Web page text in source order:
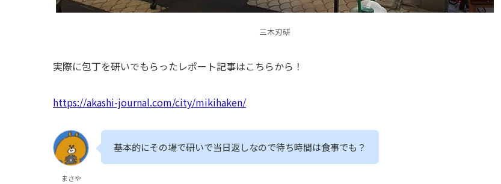
三木刃研
実際に包丁を研いでもらったレポート記事はこちらから！
https://akashi-journal.com/city/mikihaken/
まさや
基本的にその場で研いで当日返しなので待ち時間は食事でも？